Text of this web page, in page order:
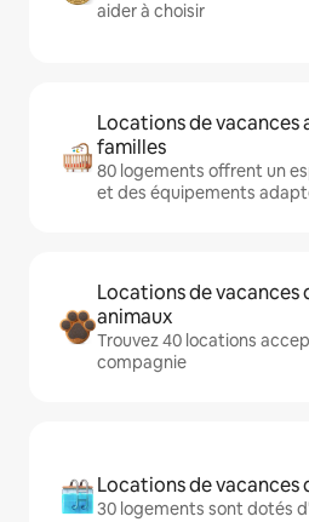
aider à choisir
Locations de vacances
familles
80 logements offrent un
et des équipements
Locations de
animaux
Trouvez 40 locations
compagnie
Locations de vacances
30 logements sont dotés